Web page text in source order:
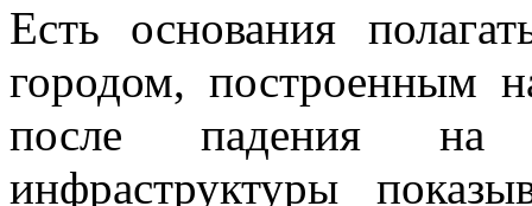
Есть основания
городом, построенным
после падения на
инфраструктуры